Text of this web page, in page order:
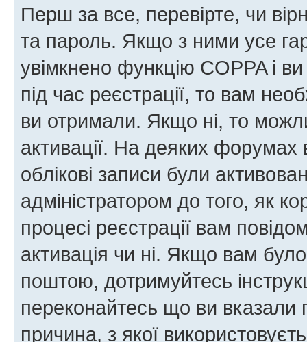
Перш за все, перевірте, чи
та пароль. Якщо з ними усе
увімкнено функцію COPPA і
під час реєстрації, то вам
ви отримали. Якщо ні, то
активації. На деяких форумах
облікові записи були
адміністратором до того, як
процесі реєстрації вам
активація чи ні. Якщо вам
поштою, дотримуйтесь
переконайтесь що ви
причина, з якої